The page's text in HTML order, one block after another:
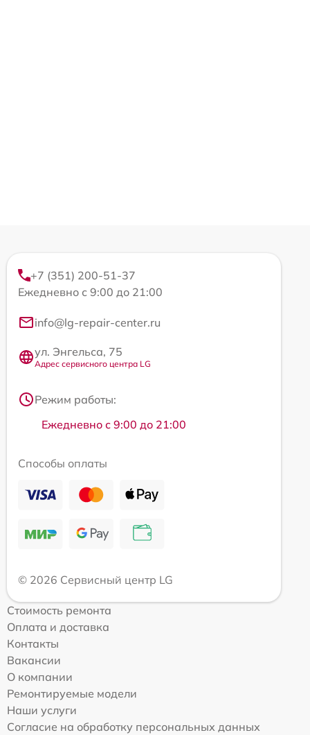
+7 (351) 200-51-37
Ежедневно с 9:00 до 21:00
info@lg-repair-center.ru
ул. Энгельса, 75
Адрес сервисного центра LG
Режим работы:
Ежедневно с 9:00 до 21:00
Способы оплаты
© 2026 Сервисный центр LG
Стоимость ремонта
Оплата и доставка
Контакты
Вакансии
О компании
Ремонтируемые модели
Наши услуги
Согласие на обработку персональных данных